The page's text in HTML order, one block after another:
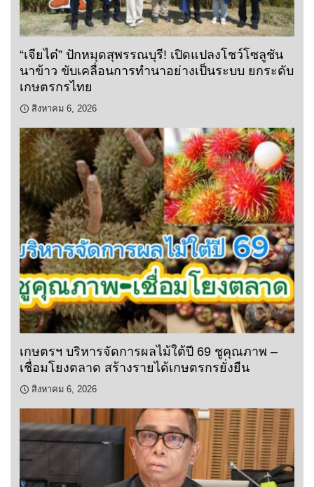
“เจียไต๋” ปักหมุดสุพรรณบุรี! เปิดแปลงโชว์โซลูชัน
นาข้าว ขับเคลื่อนการทำนาอย่างเป็นระบบ ยกระดับ
เกษตรกรไทย
สิงหาคม 6, 2026
เกษตรฯ บริหารจัดการผลไม้ใต้ปี 69 ชูคุณภาพ –
เชื่อมโยงตลาด สร้างรายได้เกษตรกรยั่งยืน
สิงหาคม 6, 2026